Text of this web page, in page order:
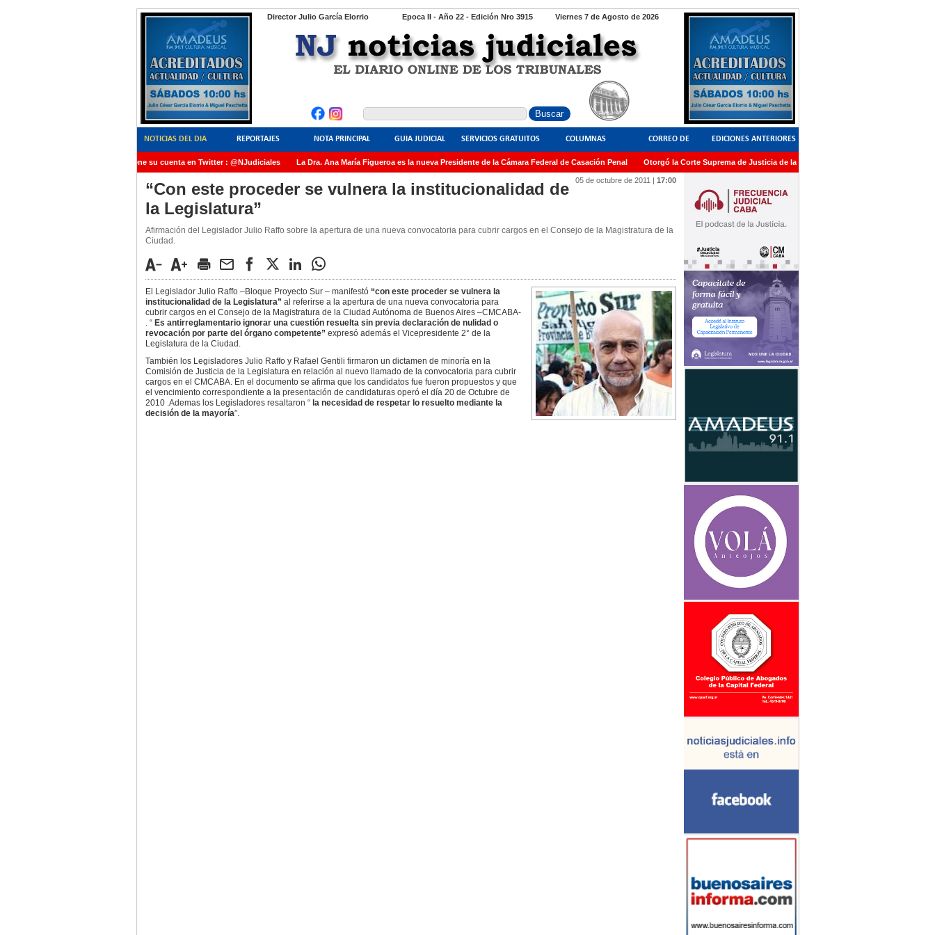
Director Julio García Elorrio Viernes 7 de Agosto de 2026
Epoca II - Año 22 - Edición Nro 3915
NOTICIAS DEL DIA REPORTAJES NOTA PRINCIPAL GUIA JUDICIAL SERVICIOS GRATUITOS COLUMNAS CORREO DE
LECTORES
EDICIONES ANTERIORES
NoticiasJudiciales.INFO tiene su cuenta en Twitter : @NJudiciales La Dra. Ana María Figueroa es la nueva Presidente de la Cámara Federal de Casación Penal Otorgó la Corte Suprema de Justicia de la Nación una medalla al Dr. Raul
AMIA quedó radicada ante el Juez Daniel Rafecas 05 de octubre de 2011 | 17:00
“Con este proceder se vulnera la institucionalidad de
la Legislatura”
Afirmación del Legislador Julio Raffo sobre la apertura de una nueva convocatoria para cubrir cargos en el Consejo de la Magistratura de la
Ciudad.
El Legislador Julio Raffo –Bloque Proyecto Sur – manifestó “con este proceder se vulnera la
institucionalidad de la Legislatura” al referirse a la apertura de una nueva convocatoria para
cubrir cargos en el Consejo de la Magistratura de la Ciudad Autónoma de Buenos Aires –CMCABA-
. “ Es antirreglamentario ignorar una cuestión resuelta sin previa declaración de nulidad o
revocación por parte del órgano competente” expresó además el Vicepresidente 2° de la
Legislatura de la Ciudad.
También los Legisladores Julio Raffo y Rafael Gentili firmaron un dictamen de minoría en la
Comisión de Justicia de la Legislatura en relación al nuevo llamado de la convocatoria para cubrir
cargos en el CMCABA. En el documento se afirma que los candidatos fue fueron propuestos y que
el vencimiento correspondiente a la presentación de candidaturas operó el día 20 de Octubre de
2010 .Ademas los Legisladores resaltaron “ la necesidad de respetar lo resuelto mediante la
decisión de la mayoría”.